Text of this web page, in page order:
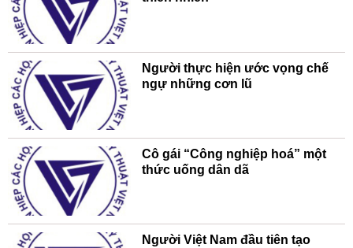
Người thực hiện ước vọng chế
ngự những cơn lũ
Cô gái “Công nghiệp hoá” một
thức uống dân dã
Người Việt Nam đầu tiên tạo